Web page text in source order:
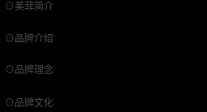
⊙美菲简介
⊙品牌介绍
⊙品牌理念
⊙品牌文化